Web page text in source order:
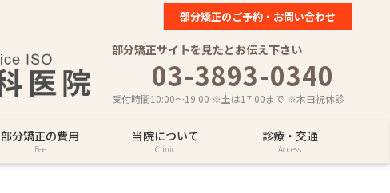
部分矯正のご予約・お問い合わせ
部分矯正サイトを見たとお伝え下さい
03-3893-0340
受付時間10:00～19:00 ※土は17:00まで ※木日祝休診
部分矯正の費用
Fee
当院について
Clinic
診療・交通
Access